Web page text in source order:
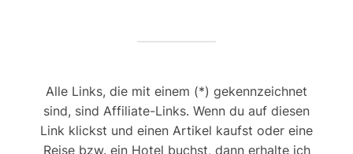
Alle Links, die mit einem (*) gekennzeichnet
sind, sind Affiliate-Links. Wenn du auf diesen
Link klickst und einen Artikel kaufst oder eine
Reise bzw. ein Hotel buchst, dann erhalte ich